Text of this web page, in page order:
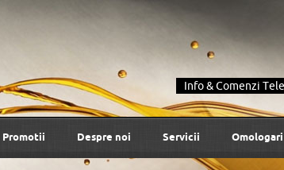
Info & Comenzi
Promotii Despre noi Servicii Omologari